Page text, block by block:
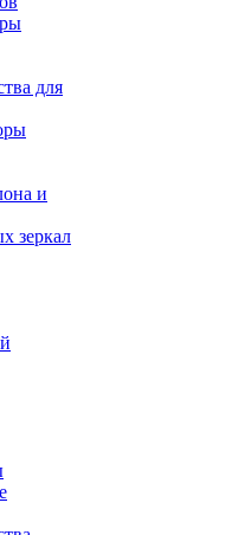
для
и
зеркал